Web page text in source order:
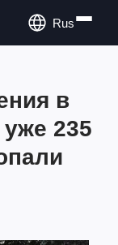
Rus
в
235